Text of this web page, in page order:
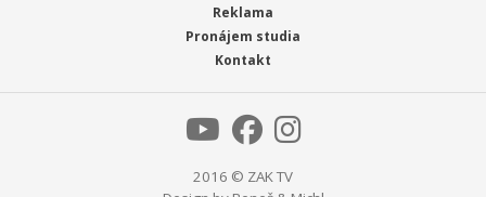
Reklama
Pronájem studia
Kontakt
2016 © ZAK TV